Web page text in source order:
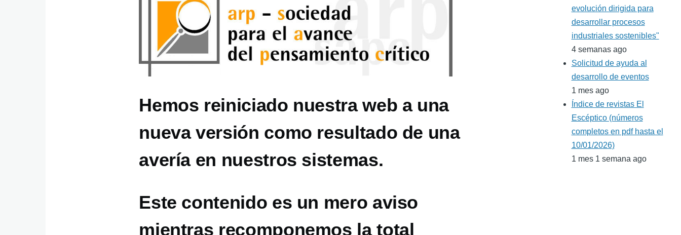
Hemos reiniciado nuestra web a una
nueva versión como resultado de una
avería en nuestros sistemas.
Este contenido es un mero aviso
mientras recomponemos la total
evolución dirigida para
desarrollar procesos
industriales sostenibles"
4 semanas ago
Solicitud de ayuda al
desarrollo de eventos
1 mes ago
Índice de revistas El
Escéptico (números
completos en pdf hasta el
10/01/2026)
1 mes 1 semana ago